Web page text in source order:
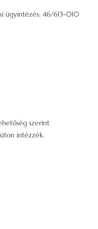
ügyintézés: 46/613-010
szerint
intézzék.